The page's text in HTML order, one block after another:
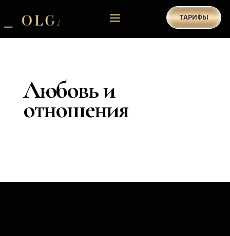
ТАРИФЫ
Любовь и
отношения